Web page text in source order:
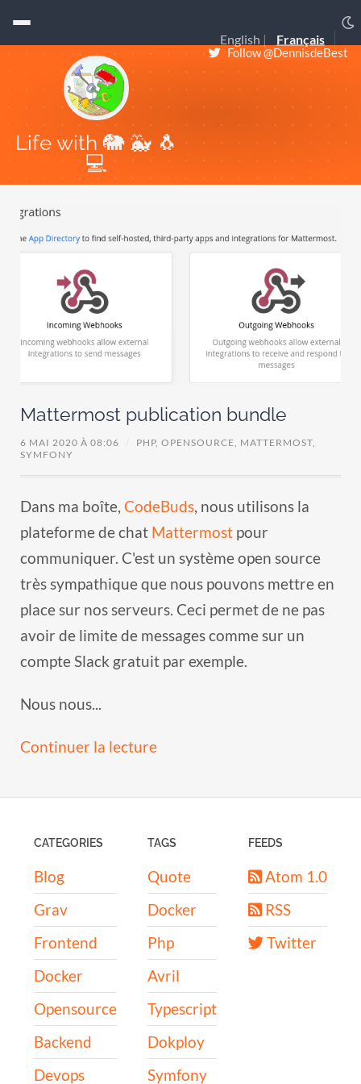
English Français
Life with 🐘 🐳 🐧
💻
Follow @DennisdeBest
Mattermost publication bundle
6 MAI 2020 À 08:06 PHP, OPENSOURCE, MATTERMOST,
SYMFONY
Dans ma boîte, CodeBuds, nous utilisons la
plateforme de chat Mattermostpour
communiquer. C'est un système open source
très sympathique que nous pouvons mettre en
place sur nos serveurs. Ceci permet de ne pas
avoir de limite de messages comme sur un
compte Slack gratuit par exemple.
Nous nous...
Continuer la lecture
CATEGORIES
Blog
Grav
Frontend
Docker
Opensource
Backend
Devops
TAGS
Quote
Docker
Php
Avril
Typescript
Dokploy
Symfony
FEEDS
Atom 1.0
RSS
Twitter